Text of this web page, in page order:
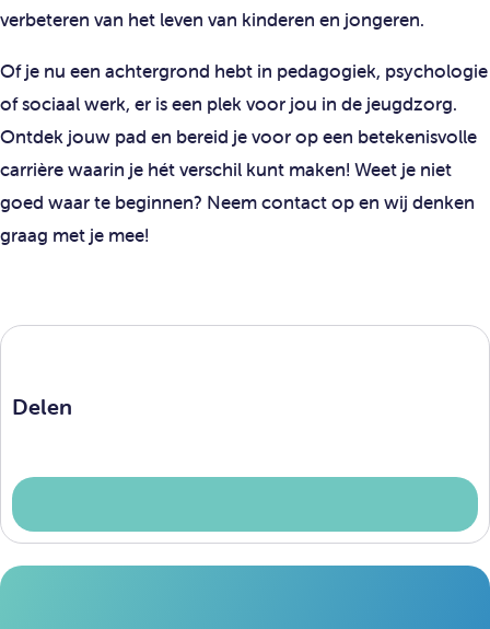
verbeteren van het leven van kinderen en jongeren.
Of je nu een achtergrond hebt in pedagogiek, psychologie
of sociaal werk, er is een plek voor jou in de jeugdzorg.
Ontdek jouw pad en bereid je voor op een betekenisvolle
carrière waarin je hét verschil kunt maken! Weet je niet
goed waar te beginnen? Neem contact op en wij denken
graag met je mee!
Delen